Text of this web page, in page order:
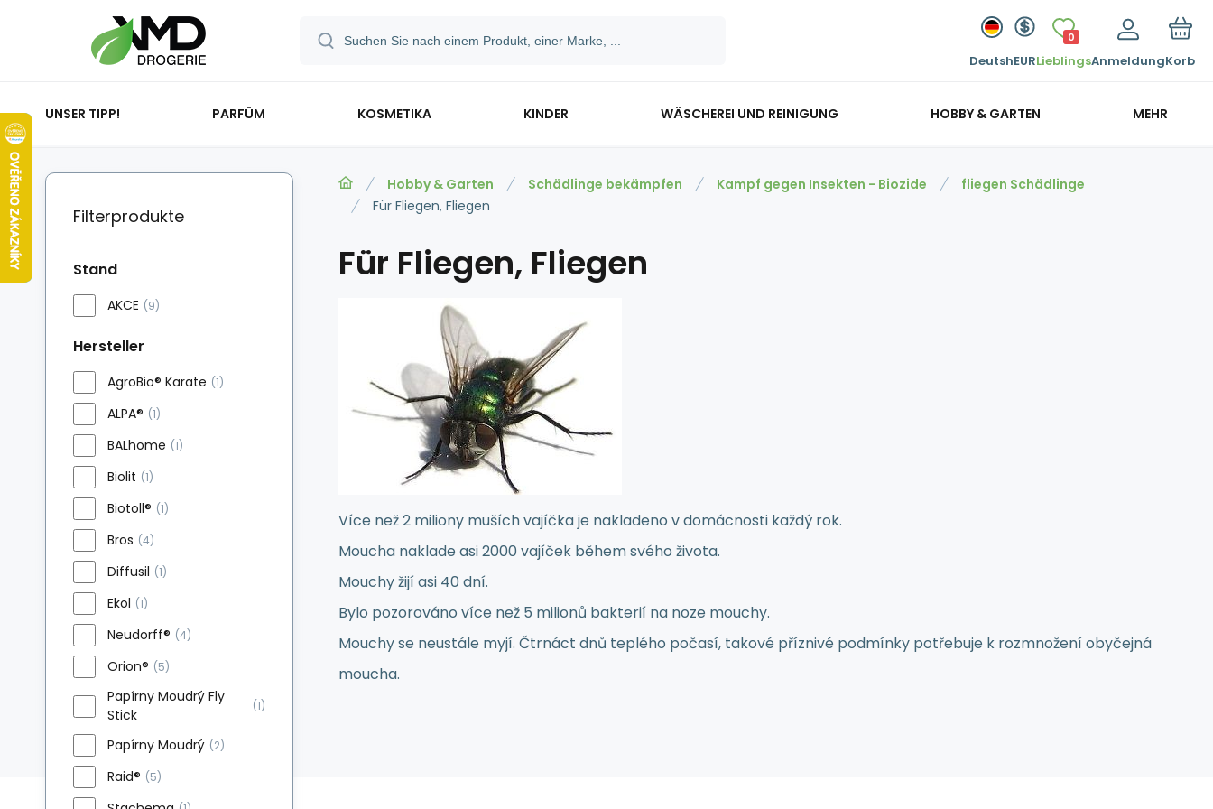
DeutshEUR
0
LieblingsAnmeldungKorb
UNSER TIPP! PARFÜM KOSMETIKA KINDER WÄSCHEREI UND REINIGUNG HOBBY & GARTEN MEHR
Hobby & Garten Schädlinge bekämpfen Kampf gegen Insekten - Biozide
fliegen Schädlinge
Für Fliegen, Fliegen
Für Fliegen, Fliegen
Více než 2 miliony muších vajíčka je nakladeno v domácnosti každý rok.
Moucha naklade asi 2000 vajíček během svého života.
Mouchy žijí asi 40 dní.
Bylo pozorováno více než 5 milionů bakterií na noze mouchy.
Mouchy se neustále myjí. Čtrnáct dnů teplého počasí, takové příznivé podmínky potřebuje k rozmnožení obyčejná
moucha.
Filterprodukte
Stand
AKCE (9)
Hersteller
AgroBio® Karate (1)
ALPA® (1)
BALhome (1)
Biolit (1)
Biotoll® (1)
Bros (4)
Diffusil (1)
Ekol (1)
Neudorff® (4)
Orion® (5)
Papírny Moudrý Fly
Stick
(1)
Papírny Moudrý (2)
Raid® (5)